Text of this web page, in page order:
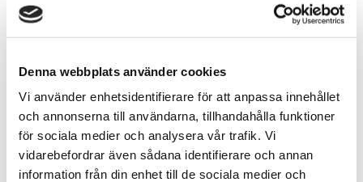
Denna webbplats använder cookies
Vi använder enhetsidentifierare för att anpassa innehållet
och annonserna till användarna, tillhandahålla funktioner
för sociala medier och analysera vår trafik. Vi
vidarebefordrar även sådana identifierare och annan
information från din enhet till de sociala medier och
Beställningar innan 12.00 skickas samma dag
Leverans 1-3 arbetsdagar
7350049926810-6859
Format
Typ/Produkt
Portionssnus
Smak
Tobak, Mint